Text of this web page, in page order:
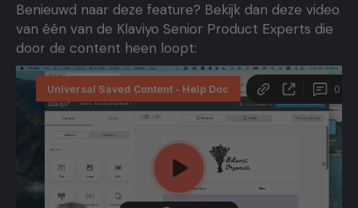
Benieuwd naar deze feature? Bekijk dan deze video
van één van de Klaviyo Senior Product Experts die
door de content heen loopt: